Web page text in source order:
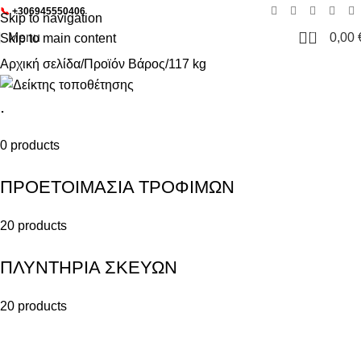
Skip to navigation
Skip to main content
📞 +306945550406
Menu 0 0,00
Αρχική σελίδα Προϊόν Βάρος 117 kg
.
0 products
ΠΡΟΕΤΟΙΜΑΣΙΑ ΤΡΟΦΙΜΩΝ
20 products
ΠΛΥΝΤΗΡΙΑ ΣΚΕΥΩΝ
20 products